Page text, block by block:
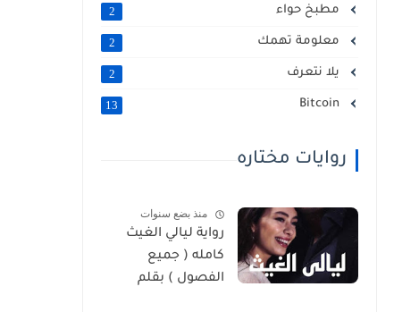
مطبخ حواء 2
معلومة تهمك 2
يلا نتعرف 2
13
روايات مختاره
منذ بضع سنوات
رواية ليالي الغيث
كامله ( جميع
الفصول ) بقلم